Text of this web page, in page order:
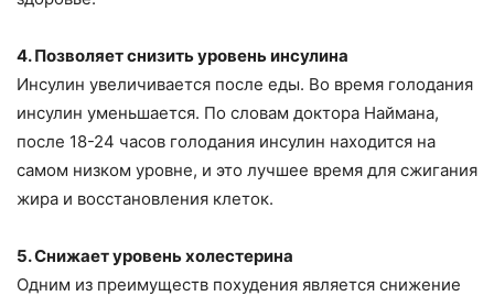
4. Позволяет снизить уровень инсулина
Инсулин увеличивается после еды. Во время голодания
инсулин уменьшается. По словам доктора Наймана,
после 18-24 часов голодания инсулин находится на
самом низком уровне, и это лучшее время для сжигания
жира и восстановления клеток.
5. Снижает уровень холестерина
Одним из преимуществ похудения является снижение